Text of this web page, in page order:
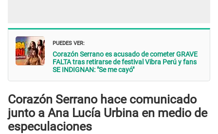
PUEDES VER:
Corazón Serrano es acusado de cometer GRAVE
FALTA tras retirarse de festival Vibra Perú y fans
SE INDIGNAN: "Se me cayó"
Corazón Serrano hace comunicado
junto a Ana Lucía Urbina en medio de
especulaciones